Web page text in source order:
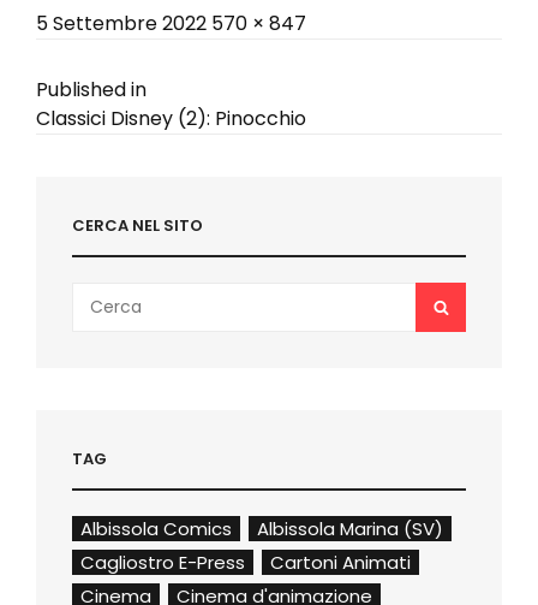
Posted
5 Settembre 2022 Full
570 × 847
Navigazione
Published in
Classici Disney (2): Pinocchio
CERCA NEL SITO
for:
SEARCH
TAG
Albissola Comics
Albissola Marina (SV)
Cagliostro E-Press
Cartoni Animati
Cinema
Cinema d'animazione